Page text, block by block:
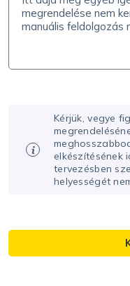
Kérjük, vegye
elkészítésének
tervezésben
helyességét